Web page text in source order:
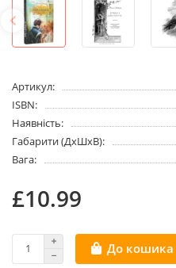
Артикул:
ISBN:
Наявність:
Габарити (ДхШхВ):
Вага:
£10.99
До кошика